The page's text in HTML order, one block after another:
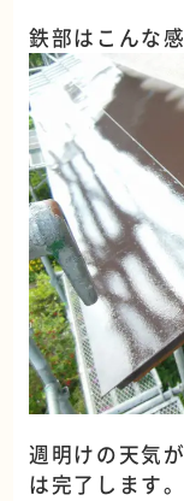
鉄部はこんな
週明けの天気
は完了します。